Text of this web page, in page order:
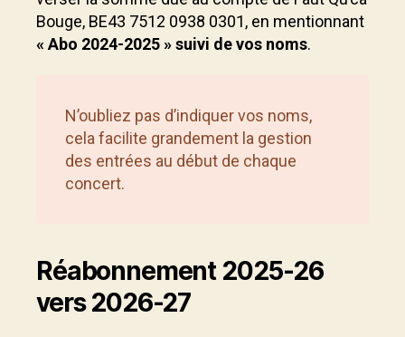
Bouge, BE43 7512 0938 0301, en mentionnant
« Abo 2024-2025 » suivi de vos noms.
N’oubliez pas d’indiquer vos noms,
cela facilite grandement la gestion
des entrées au début de chaque
concert.
Réabonnement 2025-26
vers 2026-27